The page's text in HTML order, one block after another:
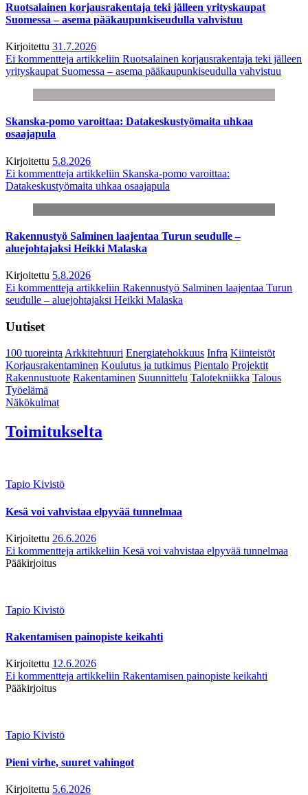
Ruotsalainen korjausrakentaja teki jälleen yrityskaupat
Suomessa – asema pääkaupunkiseudulla vahvistuu
Kirjoitettu 31.7.2026
Ei kommentteja artikkeliin Ruotsalainen korjausrakentaja teki jälleen
yrityskaupat Suomessa – asema pääkaupunkiseudulla vahvistuu
Skanska-pomo varoittaa: Datakeskustyömaita uhkaa
osaajapula
Kirjoitettu 5.8.2026
Ei kommentteja artikkeliin Skanska-pomo varoittaa:
Datakeskustyömaita uhkaa osaajapula
Rakennustyö Salminen laajentaa Turun seudulle –
aluejohtajaksi Heikki Malaska
Kirjoitettu 5.8.2026
Ei kommentteja artikkeliin Rakennustyö Salminen laajentaa Turun
seudulle – aluejohtajaksi Heikki Malaska
Uutiset
100 tuoreintaArkkitehtuuri Energiatehokkuus Infra Kiinteistöt
Korjausrakentaminen Koulutus ja tutkimus Pientalo Projektit
Rakennustuote Rakentaminen Suunnittelu Talotekniikka Talous
Työelämä
Näkökulmat
Toimitukselta
Tapio Kivistö
Kesä voi vahvistaa elpyvää tunnelmaa
Kirjoitettu 26.6.2026
Ei kommentteja artikkeliin Kesä voi vahvistaa elpyvää tunnelmaa
Pääkirjoitus
Tapio Kivistö
Rakentamisen painopiste keikahti
Kirjoitettu 12.6.2026
Ei kommentteja artikkeliin Rakentamisen painopiste keikahti
Pääkirjoitus
Tapio Kivistö
Pieni virhe, suuret vahingot
Kirjoitettu 5.6.2026